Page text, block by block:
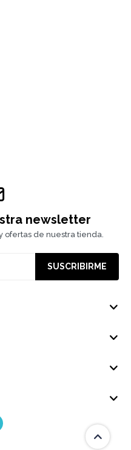
newsletter
ofertas de nuestra tienda.
SUSCRIBIRME